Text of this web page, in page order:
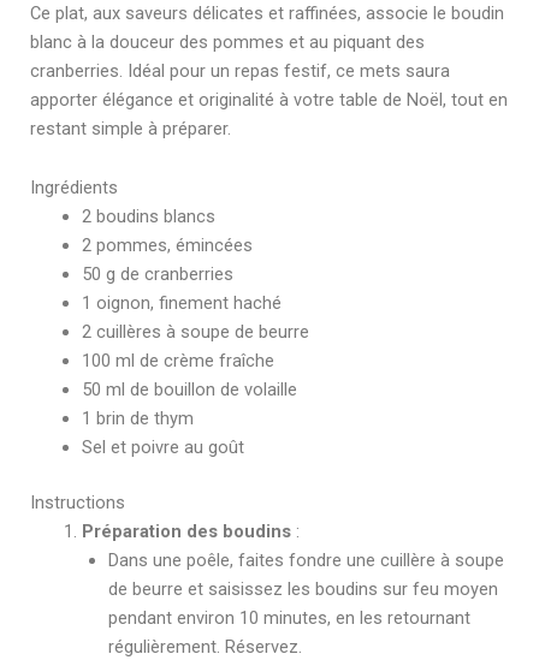
Ce plat, aux saveurs délicates et raffinées, associe le boudin
blanc à la douceur des pommes et au piquant des
cranberries. Idéal pour un repas festif, ce mets saura
apporter élégance et originalité à votre table de Noël, tout en
restant simple à préparer.
Ingrédients
2 boudins blancs
2 pommes, émincées
50 g de cranberries
1 oignon, finement haché
2 cuillères à soupe de beurre
100 ml de crème fraîche
50 ml de bouillon de volaille
1 brin de thym
Sel et poivre au goût
Instructions
Préparation des boudins :
Dans une poêle, faites fondre une cuillère à soupe
de beurre et saisissez les boudins sur feu moyen
pendant environ 10 minutes, en les retournant
régulièrement. Réservez.